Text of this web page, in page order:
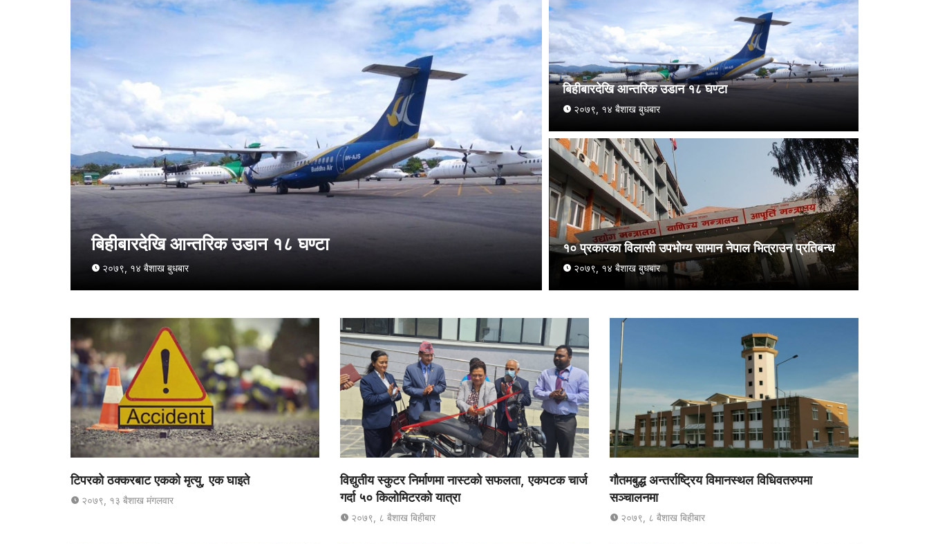
बिहीबारदेखि आन्तरिक उडान १८ घण्टा
२०७९, १४ बैशाख बुधबार
बिहीबारदेखि आन्तरिक उडान १८ घण्टा
२०७९, १४ बैशाख बुधबार
१० प्रकारका विलासी उपभोग्य सामान नेपाल भित्राउन प्रतिबन्ध
२०७९, १४ बैशाख बुधबार
टिपरको ठक्करबाट एकको मृत्यु, एक घाइते
२०७९, १३ बैशाख मंगलवार
विद्युतीय स्कुटर निर्माणमा नास्टको सफलता, एकपटक चार्ज
गर्दा ५० किलोमिटरको यात्रा
२०७९, ८ बैशाख बिहीबार
गौतमबुद्ध अन्तर्राष्ट्रिय विमानस्थल विधिवतरुपमा
सञ्चालनमा
२०७९, ८ बैशाख बिहीबार